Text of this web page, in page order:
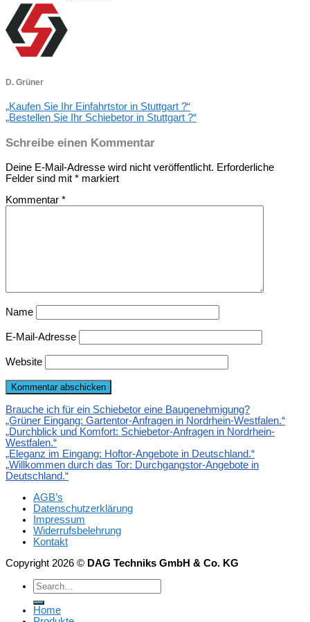
D. Grüner
„Kaufen Sie Ihr Einfahrtstor in Stuttgart ?“
„Bestellen Sie Ihr Schiebetor in Stuttgart ?“
Schreibe einen Kommentar
Deine E-Mail-Adresse wird nicht veröffentlicht. Erforderliche
Felder sind mit * markiert
Kommentar *
Name
E-Mail-Adresse
Website
Brauche ich für ein Schiebetor eine Baugenehmigung?
„Grüner Eingang: Gartentor-Anfragen in Nordrhein-Westfalen.“
„Durchblick und Komfort: Schiebetor-Anfragen in Nordrhein-
Westfalen.“
„Eleganz im Eingang: Hoftor-Angebote in Deutschland.“
„Willkommen durch das Tor: Durchgangstor-Angebote in
Deutschland.“
AGB’s
Datenschutzerklärung
Impressum
Widerrufsbelehrung
Kontakt
Copyright 2026 © DAG Techniks GmbH & Co. KG
Home